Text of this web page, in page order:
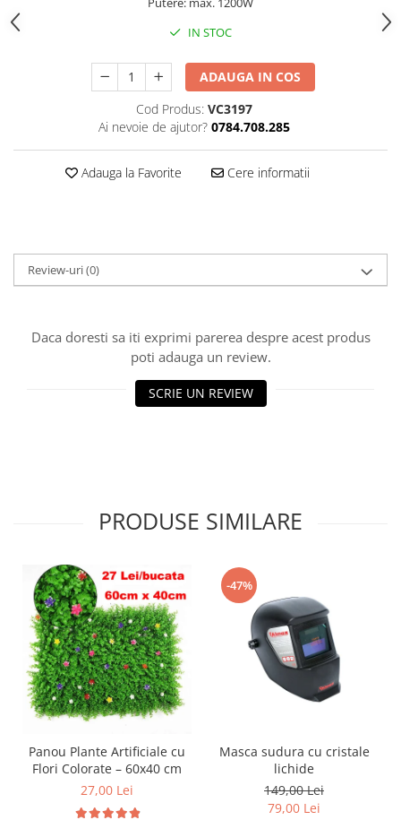
IN STOC
ADAUGA IN COS
Cod Produs: VC3197
Ai nevoie de ajutor? 0784.708.285
Adauga la Favorite Cere informatii
Review-uri(0)
Daca doresti sa iti exprimi parerea despre acest produs
poti adauga un review.
SCRIE UN REVIEW
PRODUSE SIMILARE
Panou Plante Artificiale cu
Flori Colorate – 60x40 cm
27,00 Lei
-47%
Masca sudura cu cristale
lichide
149,00 Lei
79,00 Lei